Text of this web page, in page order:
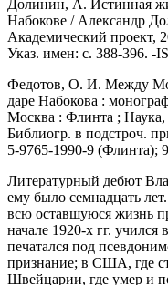
Долинин, А. Истинная
Набокове / Александр
Академический проект,
Указ. имен: с. 388-396. -
Федотов, О. И. Между
даре Набокова :
Москва : Флинта ; Наука,
Библиогр. в подстроч.
5-9765-1990-9 (Флинта);
Литературный дебют
ему было семнадцать
всю оставшуюся жизнь
начале 1920-х гг.
печатался под
признание; в США, где
Швейцарии, где умер и